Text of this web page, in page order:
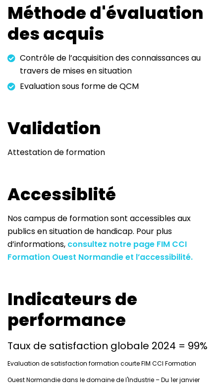
Méthode d'évaluation
des acquis
Contrôle de l’acquisition des connaissances au
travers de mises en situation
Evaluation sous forme de QCM
Validation
Attestation de formation
Accessiblité
Nos campus de formation sont accessibles aux
publics en situation de handicap. Pour plus
d’informations, consultez notre page FIM CCI
Formation Ouest Normandie et l’accessibilité.
Indicateurs de
performance
Taux de satisfaction globale 2024 = 99%
Evaluation de satisfaction formation courte FIM CCI Formation
Ouest Normandie dans le domaine de l'Industrie – Du 1er janvier